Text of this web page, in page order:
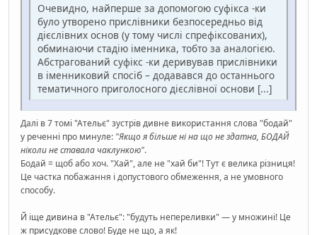
Очевидно, найперше за допомогою суфікса -ки
було утворено прислівники безпосередньо від
дієслівних основ (у тому числі спрефіксованих),
обминаючи стадію іменника, тобто за аналогією.
Абстрагований суфікс -ки деривував прислівники
в іменниковий спосіб – додавався до останнього
тематичного приголосного дієслівної основи [...]
Далі в 7 томі "Ательє" зустрів дивне використання слова "бодай"
у реченні про минуле: "Якщо я більше ні на що не здатна, БОДАЙ
ніколи не ставала чаклункою".
Бодай = щоб або хоч. "Хай", але не "хай би"! Тут є велика різниця!
Це частка побажання і допустового обмеження, а не умовного
способу.
Й іще дивина в "Ательє": "будуть непереливки" — у множині! Це
ж присудкове слово! Буде не що, а як!